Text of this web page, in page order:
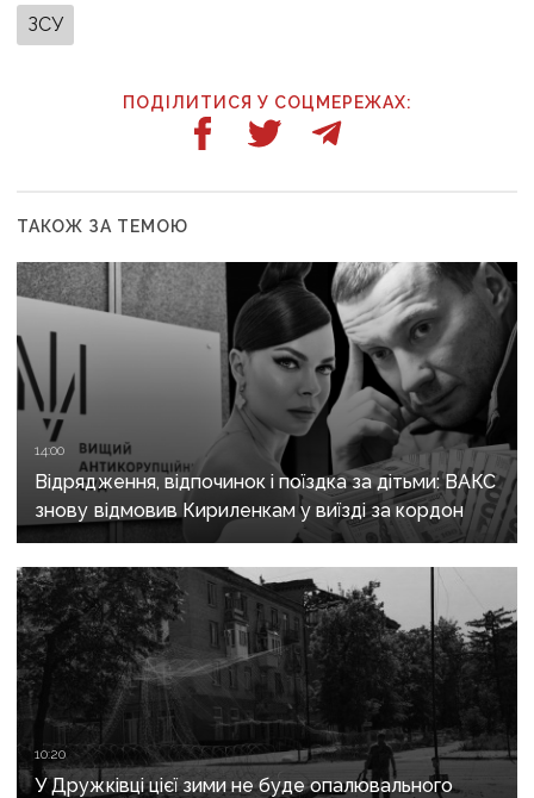
ЗСУ
ПОДІЛИТИСЯ У СОЦМЕРЕЖАХ:
ТАКОЖ ЗА ТЕМОЮ
14:00
Відрядження, відпочинок і поїздка за дітьми: ВАКС
знову відмовив Кириленкам у виїзді за кордон
10:20
У Дружківці цієї зими не буде опалювального